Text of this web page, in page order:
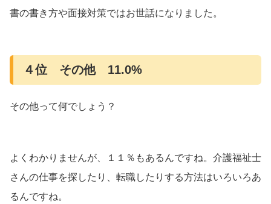
書の書き方や面接対策ではお世話になりました。
４位 その他 11.0%
その他って何でしょう？
よくわかりませんが、１１％もあるんですね。介護福祉士
さんの仕事を探したり、転職したりする方法はいろいろあ
るんですね。